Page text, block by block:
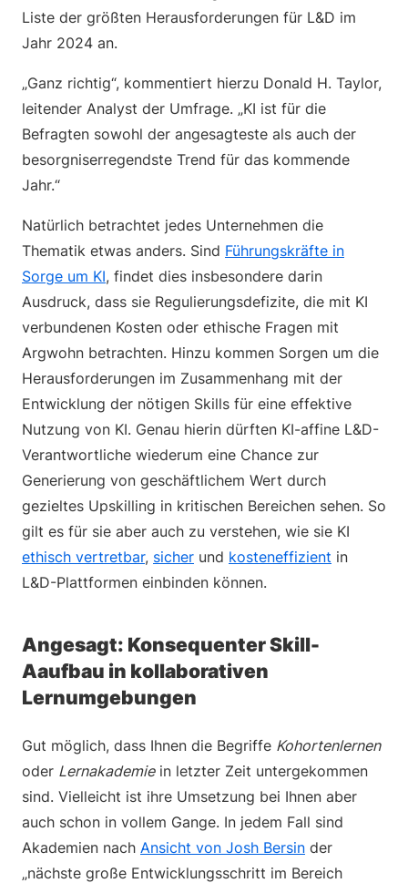
Liste der größten Herausforderungen für L&D im
Jahr 2024 an.
„Ganz richtig“, kommentiert hierzu Donald H. Taylor,
leitender Analyst der Umfrage. „KI ist für die
Befragten sowohl der angesagteste als auch der
besorgniserregendste Trend für das kommende
Jahr.“
Natürlich betrachtet jedes Unternehmen die
Thematik etwas anders. Sind Führungskräfte in
Sorge um KI, findet dies insbesondere darin
Ausdruck, dass sie Regulierungsdefizite, die mit KI
verbundenen Kosten oder ethische Fragen mit
Argwohn betrachten. Hinzu kommen Sorgen um die
Herausforderungen im Zusammenhang mit der
Entwicklung der nötigen Skills für eine effektive
Nutzung von KI. Genau hierin dürften KI-affine L&D-
Verantwortliche wiederum eine Chance zur
Generierung von geschäftlichem Wert durch
gezieltes Upskilling in kritischen Bereichen sehen. So
gilt es für sie aber auch zu verstehen, wie sie KI
ethisch vertretbar, sicher und kosteneffizient in
L&D-Plattformen einbinden können.
Angesagt: Konsequenter Skill-
Aaufbau in kollaborativen
Lernumgebungen
Gut möglich, dass Ihnen die Begriffe Kohortenlernen
oder Lernakademiein letzter Zeit untergekommen
sind. Vielleicht ist ihre Umsetzung bei Ihnen aber
auch schon in vollem Gange. In jedem Fall sind
Akademien nach Ansicht von Josh Bersin der
„nächste große Entwicklungsschritt im Bereich